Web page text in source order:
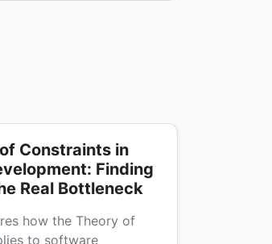
Constraints in
Finding
Real Bottleneck
how the Theory of
to software